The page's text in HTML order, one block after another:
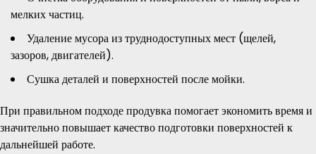
мелких частиц.
Удаление мусора из труднодоступных мест (щелей,
зазоров, двигателей).
Сушка деталей и поверхностей после мойки.
При правильном подходе продувка помогает экономить время и
значительно повышает качество подготовки поверхностей к
дальнейшей работе.